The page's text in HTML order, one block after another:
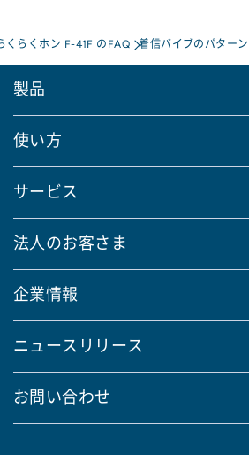
くらくホン F-41F のFAQ 着信バイブのパター
製品
使い方
サービス
法人のお客さま
企業情報
ニュースリリース
お問い合わせ